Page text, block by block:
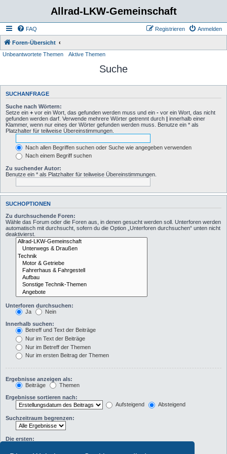
Allrad-LKW-Gemeinschaft
FAQ Anmelden
Registrieren
Foren-Übersicht
Unbeantwortete Themen
Aktive Themen
Suche
SUCHANFRAGE
Suche nach Wörtern:
Setze ein + vor ein Wort, das gefunden werden muss und ein - vor ein Wort, das nicht
gefunden werden darf. Verwende mehrere Wörter getrennt durch | innerhalb einer
Klammer, wenn nur eines der Wörter gefunden werden muss. Benutze ein * als
Platzhalter für teilweise Übereinstimmungen.
Nach allen Begriffen suchen oder Suche wie angegeben verwenden
Nach einem Begriff suchen
Zu suchender Autor:
Benutze ein * als Platzhalter für teilweise Übereinstimmungen.
SUCHOPTIONEN
Zu durchsuchende Foren:
Wähle das Forum oder die Foren aus, in denen gesucht werden soll. Unterforen werden
automatisch mit durchsucht, sofern du die Option „Unterforen durchsuchen“ unten nicht
deaktivierst.
Unterforen durchsuchen:
Ja
Nein
Innerhalb suchen:
Betreff und Text der Beiträge
Nur im Text der Beiträge
Nur im Betreff der Themen
Nur im ersten Beitrag der Themen
Ergebnisse anzeigen als:
Beiträge
Themen
Ergebnisse sortieren nach:
Aufsteigend
Absteigend
Suchzeitraum begrenzen:
Die ersten: